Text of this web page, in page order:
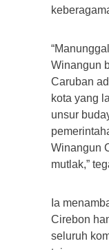
Winangun
Caruban
kota yang
unsur
Winangun
mutlak,”
Ia
Cirebon
seluruh